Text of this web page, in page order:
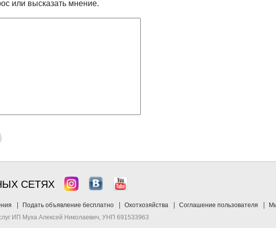
или высказать мнение.
СЕТЯХ
Подать объявление бесплатно Охотхозяйства Соглашение пользователя
ИП Муха Алексей Николаевич, УНП 691533963